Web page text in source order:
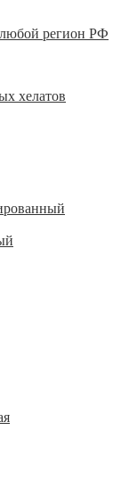
любой регион РФ
хелатов